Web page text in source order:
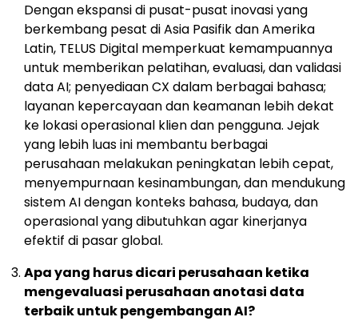
Dengan ekspansi di pusat-pusat inovasi yang
berkembang pesat di Asia Pasifik dan Amerika
Latin, TELUS Digital memperkuat kemampuannya
untuk memberikan pelatihan, evaluasi, dan validasi
data AI; penyediaan CX dalam berbagai bahasa;
layanan kepercayaan dan keamanan lebih dekat
ke lokasi operasional klien dan pengguna. Jejak
yang lebih luas ini membantu berbagai
perusahaan melakukan peningkatan lebih cepat,
menyempurnaan kesinambungan, dan mendukung
sistem AI dengan konteks bahasa, budaya, dan
operasional yang dibutuhkan agar kinerjanya
efektif di pasar global.
Apa yang harus dicari perusahaan ketika
mengevaluasi perusahaan anotasi data
terbaik untuk pengembangan AI?